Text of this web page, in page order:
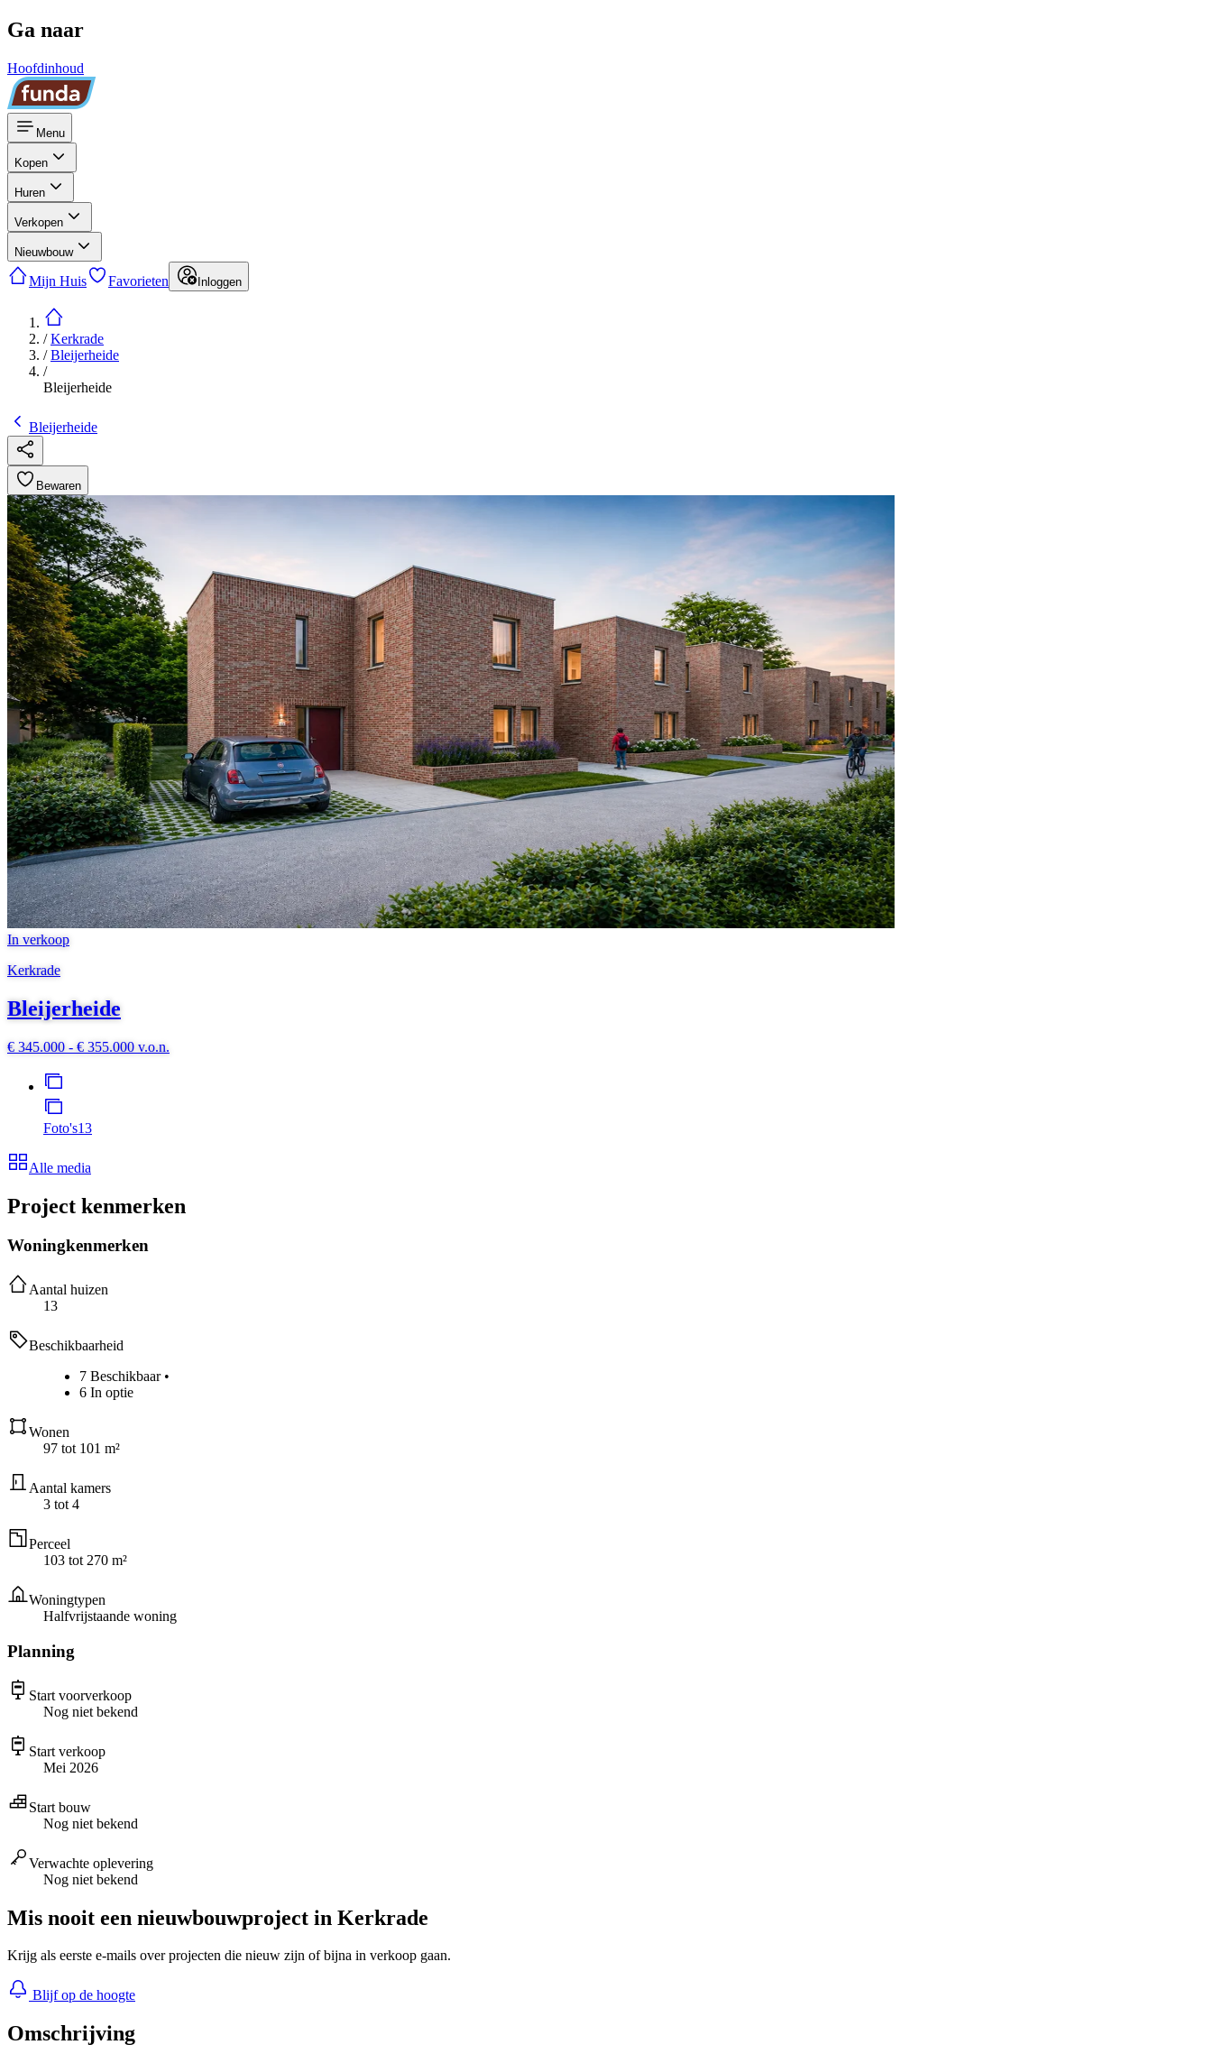
Ga naar
Hoofdinhoud
Menu
Kopen
Huren
Verkopen
Nieuwbouw
Mijn Huis Favorieten Inloggen
/Kerkrade
/Bleijerheide
/
Bleijerheide
Bleijerheide
Bewaren
In verkoop
Kerkrade
Bleijerheide
€ 345.000 - € 355.000 v.o.n.
Foto's13
Alle media
Project kenmerken
Woningkenmerken
Aantal huizen
13
Beschikbaarheid
7 Beschikbaar•
6 In optie
Wonen
97 tot 101 m²
Aantal kamers
3 tot 4
Perceel
103 tot 270 m²
Woningtypen
Halfvrijstaande woning
Planning
Start voorverkoop
Nog niet bekend
Start verkoop
Mei 2026
Start bouw
Nog niet bekend
Verwachte oplevering
Nog niet bekend
Mis nooit een nieuwbouwproject in Kerkrade
Krijg als eerste e-mails over projecten die nieuw zijn of bijna in verkoop gaan.
Blijf op de hoogte
Omschrijving